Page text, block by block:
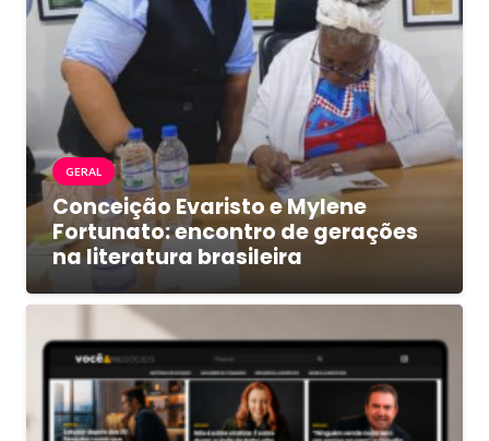
GERAL
Conceição Evaristo e Mylene
Fortunato: encontro de gerações
na literatura brasileira